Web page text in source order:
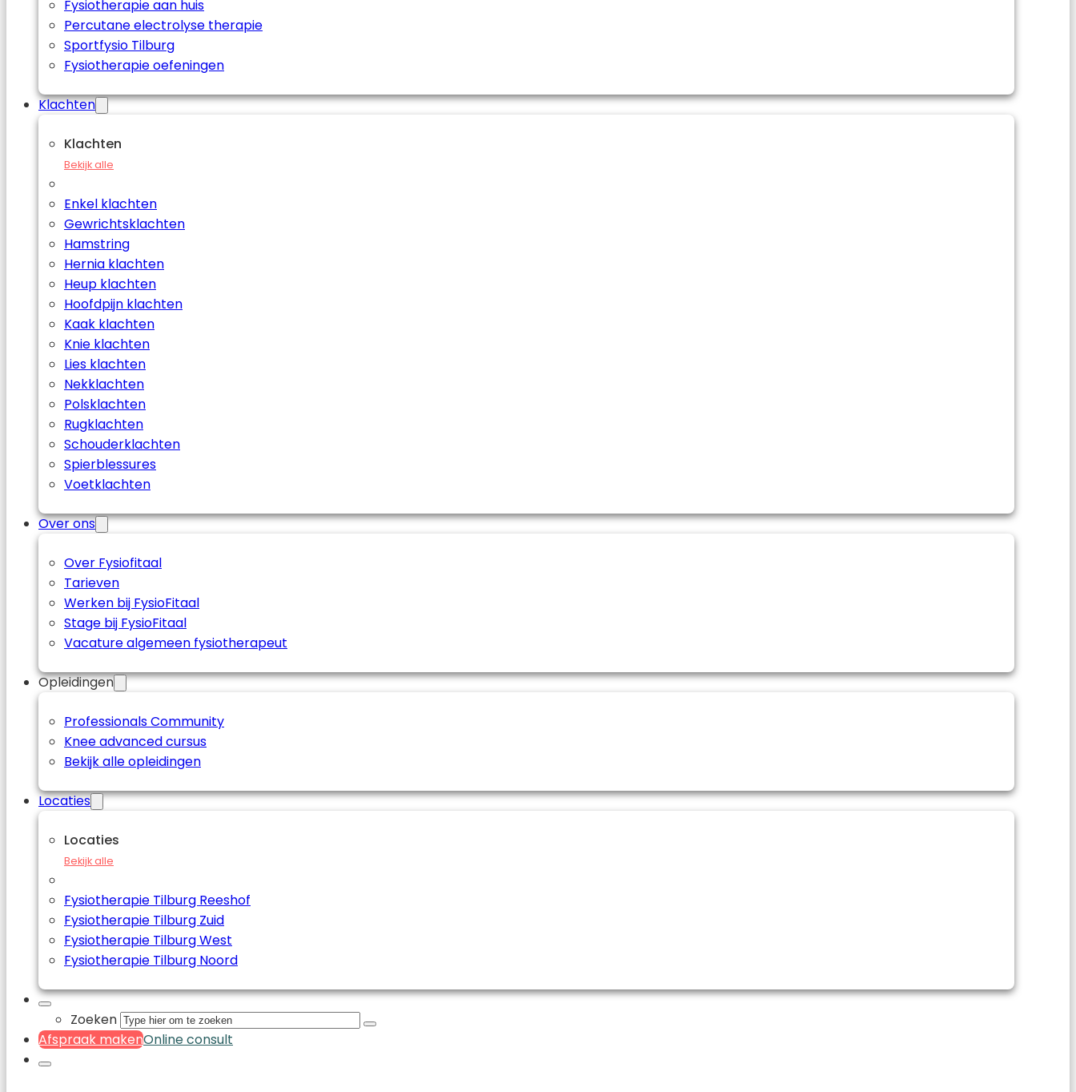
Fysiotherapie aan huis
Percutane electrolyse therapie
Sportfysio Tilburg
Fysiotherapie oefeningen
Klachten
Klachten
Bekijk alle
Enkel klachten
Gewrichtsklachten
Hamstring
Hernia klachten
Heup klachten
Hoofdpijn klachten
Kaak klachten
Knie klachten
Lies klachten
Nekklachten
Polsklachten
Rugklachten
Schouderklachten
Spierblessures
Voetklachten
Over ons
Over Fysiofitaal
Tarieven
Werken bij FysioFitaal
Stage bij FysioFitaal
Vacature algemeen fysiotherapeut
Opleidingen
Professionals Community
Knee advanced cursus
Bekijk alle opleidingen
Locaties
Locaties
Bekijk alle
Fysiotherapie Tilburg Reeshof
Fysiotherapie Tilburg Zuid
Fysiotherapie Tilburg West
Fysiotherapie Tilburg Noord
Zoeken
Afspraak makenOnline consult